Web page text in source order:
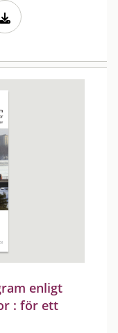
enligt
: för ett